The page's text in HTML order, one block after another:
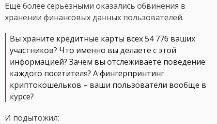
Ещё более серьёзными оказались обвинения в
хранении финансовых данных пользователей.
Вы храните кредитные карты всех 54 776 ваших
участников? Что именно вы делаете с этой
информацией? Зачем вы отслеживаете поведение
каждого посетителя? А фингерпринтинг
криптокошельков – ваши пользователи вообще в
курсе?
И подытожил: